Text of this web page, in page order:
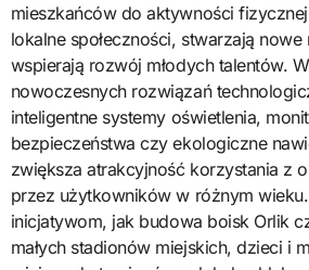
mieszkańców do aktywności
lokalne społeczności, stwarzają
wspierają rozwój młodych talentów.
nowoczesnych rozwiązań
inteligentne systemy oświetlenia,
bezpieczeństwa czy ekologiczne
zwiększa atrakcyjność korzystania z
przez użytkowników w różnym
inicjatywom, jak budowa boisk Orlik
małych stadionów miejskich, dzieci i